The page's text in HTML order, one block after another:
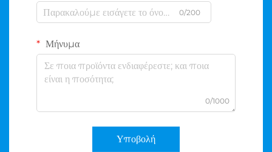
0/200
Μήνυμα
0/1000
Υποβολή